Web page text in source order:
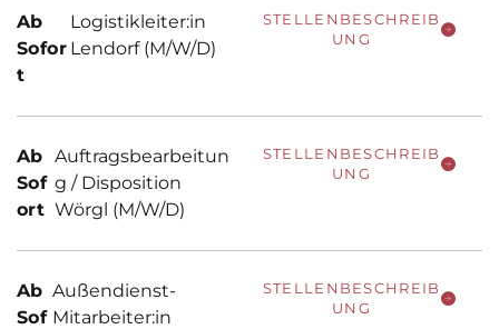
Ab
Sofor
t
Logistikleiter:in
Lendorf (M/W/D)
STELLENBESCHREIB
UNG
Ab
Sof
ort
Auftragsbearbeitun
g / Disposition
Wörgl (M/W/D)
STELLENBESCHREIB
UNG
Ab
Sof
Außendienst-
Mitarbeiter:in
STELLENBESCHREIB
UNG